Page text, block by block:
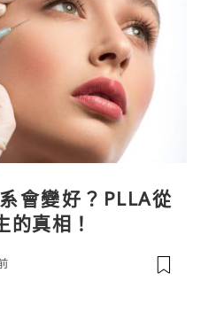
會變好？PLLA從
的真相！